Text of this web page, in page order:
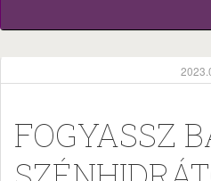
FOGYASSZ